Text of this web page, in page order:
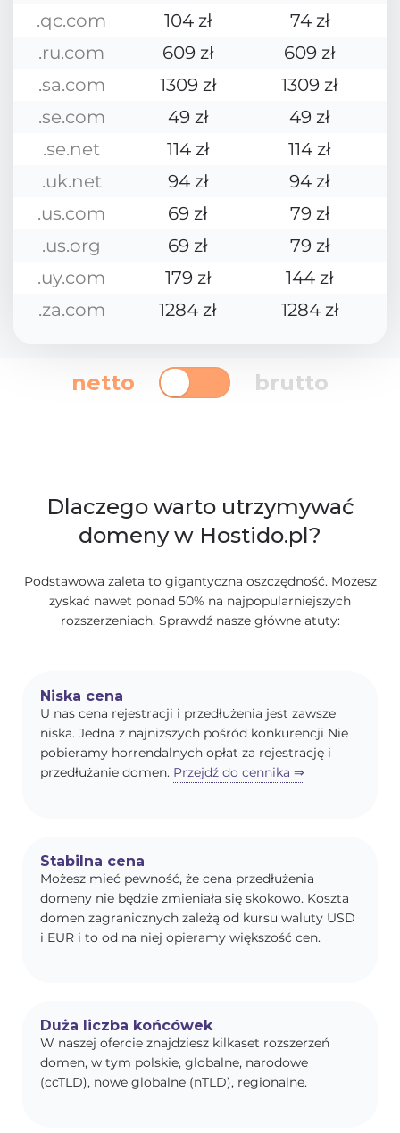
.qc.com
104 zł
74 zł
.ru.com
609 zł
609 zł
.sa.com
1309 zł 1309 zł
.se.com
49 zł
49 zł
.se.net
114 zł
114 zł
.uk.net
94 zł
94 zł
.us.com
69 zł
79 zł
.us.org
69 zł
79 zł
.uy.com
179 zł
144 zł
.za.com
1284 zł 1284 zł
netto brutto
Dlaczego warto utrzymywać
domeny w Hostido.pl?
Podstawowa zaleta to gigantyczna oszczędność. Możesz
zyskać nawet ponad 50% na najpopularniejszych
rozszerzeniach. Sprawdź nasze główne atuty:
Niska cena
U nas cena rejestracji i przedłużenia jest zawsze
niska. Jedna z najniższych pośród konkurencji Nie
pobieramy horrendalnych opłat za rejestrację i
przedłużanie domen. Przejdź do cennika ⇒
Stabilna cena
Możesz mieć pewność, że cena przedłużenia
domeny nie będzie zmieniała się skokowo. Koszta
domen zagranicznych zależą od kursu waluty USD
i EUR i to od na niej opieramy większość cen.
Duża liczba końcówek
W naszej ofercie znajdziesz kilkaset rozszerzeń
domen, w tym polskie, globalne, narodowe
(ccTLD), nowe globalne (nTLD), regionalne.